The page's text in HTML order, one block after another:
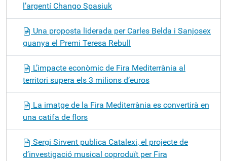
l’argentí Chango Spasiuk
Una proposta liderada per Carles Belda i Sanjosex
guanya el Premi Teresa Rebull
L’impacte econòmic de Fira Mediterrània al
territori supera els 3 milions d’euros
La imatge de la Fira Mediterrània es convertirà en
una catifa de flors
Sergi Sirvent publica Catalexi, el projecte de
d’investigació musical coproduït per Fira